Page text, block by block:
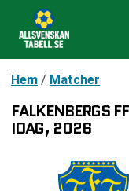
Hem / Matcher
FALKENBERGS
IDAG, 2026